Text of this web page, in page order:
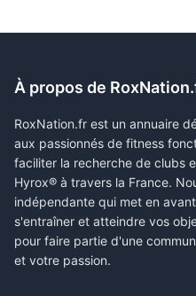
À propos de
RoxNation.fr est un annuaire
aux passionnés de fitness
faciliter la recherche de clubs
Hyrox® à travers la France.
indépendante qui met en
s'entraîner et atteindre vos
pour faire partie d'une
et votre passion.